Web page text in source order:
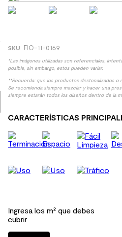
8. receptaculo
: FIO-11-0169
*Las imágenes utilizadas son referenciales,
posible, sin embargo, estos pueden variar.
**Recuerda: que los productos destonalizados o
Se recomienda siempre mezclar y hacer una
siempre estarán todos los diseños dentro de la
CARACTERÍSTICAS
Ingresa los m² que debes
cubrir